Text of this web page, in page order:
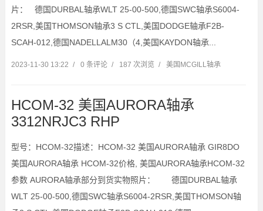
片： 德国DURBAL轴承WLT 25-00-500,德国SWC轴承S6004-
2RSR,美国THOMSON轴承3 S CTL,美国DODGE轴承F2B-
SCAH-012,德国NADELLALM30（4,美国KAYDON轴承...
2023-11-30 13:22 / 0 条评论 / 187 次浏览 / 美国MCGILL轴承
HCOM-32 美国AURORA轴承
3312NRJC3 RHP
型号：HCOM-32描述：HCOM-32 美国AURORA轴承 GIR8DO
美国AURORA轴承 HCOM-32价格, 美国AURORA轴承HCOM-32
参数 AURORA轴承部分到货实物照片： 德国DURBAL轴承
WLT 25-00-500,德国SWC轴承S6004-2RSR,美国THOMSON轴